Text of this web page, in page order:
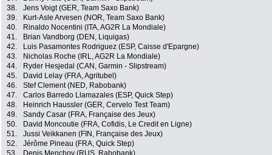
38.
Jens Voigt (GER, Team Saxo Bank)
39.
Kurt-Asle Arvesen (NOR, Team Saxo Bank)
40.
Rinaldo Nocentini (ITA, AG2R La Mondiale)
41.
Brian Vandborg (DEN, Liquigas)
42.
Luis Pasamontes Rodriguez (ESP, Caisse d'Epargne)
43.
Nicholas Roche (IRL, AG2R La Mondiale)
44.
Ryder Hesjedal (CAN, Garmin - Slipstream)
45.
David Lelay (FRA, Agritubel)
46.
Stef Clement (NED, Rabobank)
47.
Carlos Barredo Llamazales (ESP, Quick Step)
48.
Heinrich Haussler (GER, Cervelo Test Team)
49.
Sandy Casar (FRA, Française des Jeux)
50.
David Moncoutie (FRA, Cofidis, Le Credit en Ligne)
51.
Jussi Veikkanen (FIN, Française des Jeux)
52.
Jérôme Pineau (FRA, Quick Step)